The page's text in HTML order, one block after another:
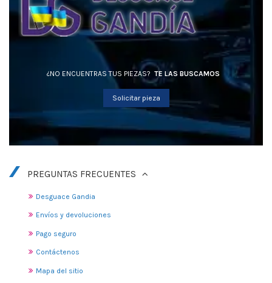
¿NO ENCUENTRAS TUS PIEZAS? TE LAS BUSCAMOS
Solicitar pieza
PREGUNTAS FRECUENTES
Desguace Gandia
Envíos y devoluciones
Pago seguro
Contáctenos
Mapa del sitio